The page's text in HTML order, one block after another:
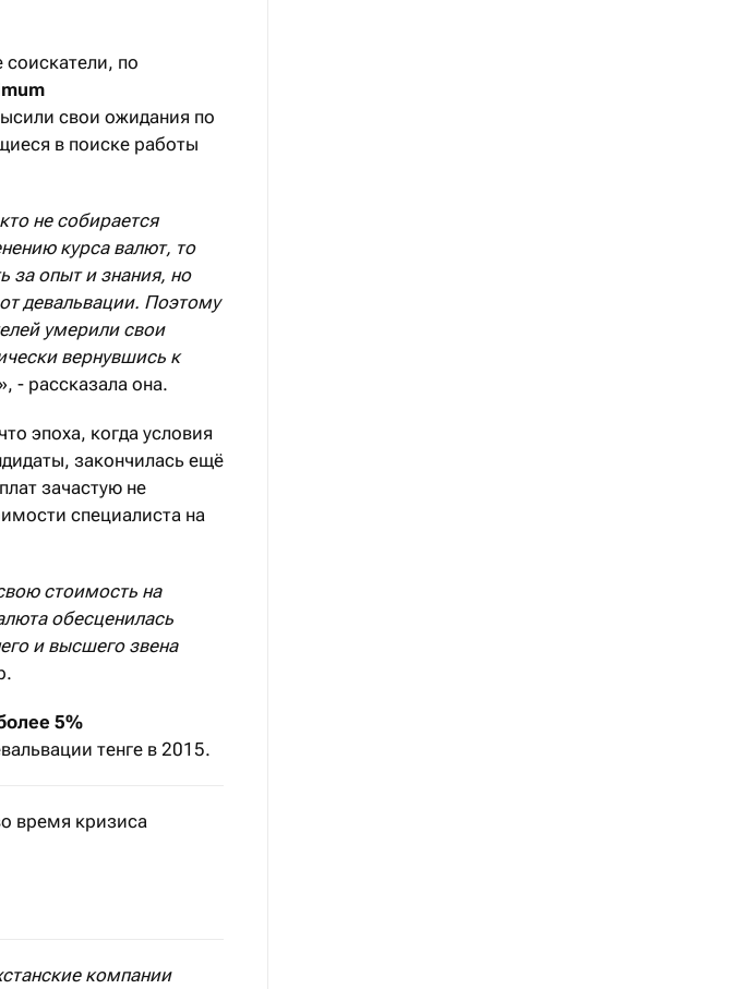
соискатели, по
свои ожидания по
в поиске работы
не собирается
курса валют, то
за опыт и знания, но
девальвации. Поэтому
умерили свои
вернувшись к
- рассказала она.
эпоха, когда условия
закончилась ещё
зачастую не
специалиста на
стоимость на
обесценилась
и высшего звена
5%
тенге в 2015.
время кризиса
оптимизацию штата сотрудников, наи...
компании